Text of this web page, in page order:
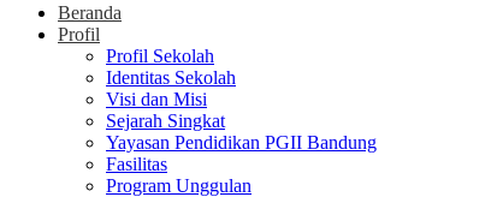
Beranda
Profil
Profil Sekolah
Identitas Sekolah
Visi dan Misi
Sejarah Singkat
Yayasan Pendidikan PGII Bandung
Fasilitas
Program Unggulan